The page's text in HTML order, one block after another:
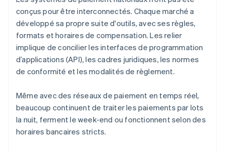
conçus pour être interconnectés. Chaque marché a
développé sa propre suite d'outils, avec ses règles,
formats et horaires de compensation. Les relier
implique de concilier les interfaces de programmation
d’applications (API), les cadres juridiques, les normes
de conformité et les modalités de règlement.
Même avec des réseaux de paiement en temps réel,
beaucoup continuent de traiter les paiements par lots
la nuit, ferment le week-end ou fonctionnent selon des
horaires bancaires stricts.